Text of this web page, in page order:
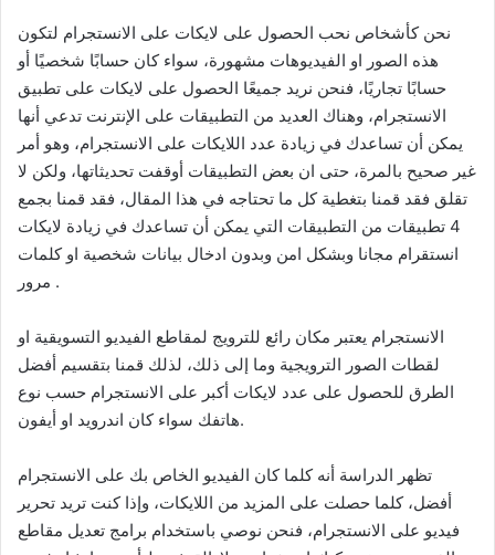
نحن كأشخاص نحب الحصول على لايكات على الانستجرام لتكون
هذه الصور او الفيديوهات مشهورة، سواء كان حسابًا شخصيًا أو
حسابًا تجاريًا، فنحن نريد جميعًا الحصول على لايكات على تطبيق
الانستجرام، وهناك العديد من التطبيقات على الإنترنت تدعي أنها
يمكن أن تساعدك في زيادة عدد اللايكات على الانستجرام، وهو أمر
غير صحيح بالمرة، حتى ان بعض التطبيقات أوقفت تحديثاتها، ولكن لا
تقلق فقد قمنا بتغطية كل ما تحتاجه في هذا المقال، فقد قمنا بجمع
4 تطبيقات من التطبيقات التي يمكن أن تساعدك في زيادة لايكات
انستقرام مجانا وبشكل امن وبدون ادخال بيانات شخصية او كلمات
مرور .
الانستجرام يعتبر مكان رائع للترويج لمقاطع الفيديو التسويقية او
لقطات الصور الترويجية وما إلى ذلك، لذلك قمنا بتقسيم أفضل
الطرق للحصول على عدد لايكات أكبر على الانستجرام حسب نوع
هاتفك سواء كان اندرويد او أيفون.
تظهر الدراسة أنه كلما كان الفيديو الخاص بك على الانستجرام
أفضل، كلما حصلت على المزيد من اللايكات، وإذا كنت تريد تحرير
فيديو على الانستجرام، فنحن نوصي باستخدام برامج تعديل مقاطع